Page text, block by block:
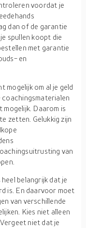
voordat je
dan of de garantie
spullen koopt die
met garantie
en
mogelijk om al je geld
coachingsmaterialen
Daarom is
zetten. Gelukkig zijn
van
belangrijk dat je
is. En daarvoor moet
van verschillende
Kies niet alleen
niet dat je